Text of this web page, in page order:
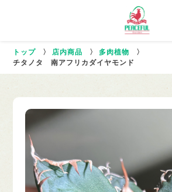
トップ 〉 店内商品 〉 多肉植物
〉
チタノタ 南アフリカダイヤモンド